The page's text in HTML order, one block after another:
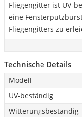
Fliegengitter ist UV-
eine
Fliegengitters zu
Technische Details
Modell
UV-beständig
Witterungsbeständig